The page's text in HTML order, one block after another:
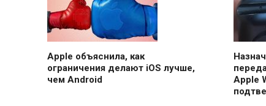
Apple объяснила, как
ограничения делают iOS лучше,
чем Android
Apple